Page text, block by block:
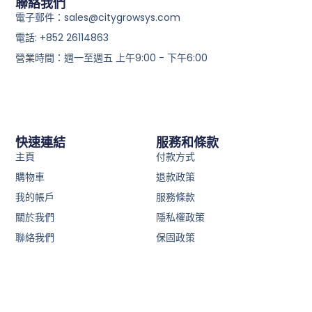
服務和條款
付款方式
退款政策
服務條款
隱私權政策
保固政策
快速連結
主頁
購物車
我的帳戶
關於我們
聯絡我們
電子郵件：sales@citygrowsys.com
電話: +852 26114863
營業時間：週一至週五 上午9:00 - 下午6:00